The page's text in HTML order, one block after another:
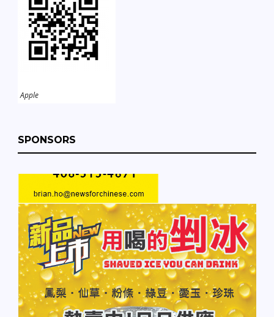
Apple
SPONSORS